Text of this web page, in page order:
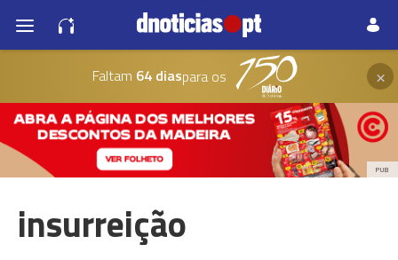
Faltam 64 diaspara os ×
PUB
insurreição